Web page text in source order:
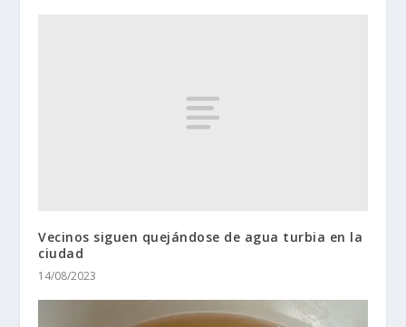
Vecinos siguen quejándose de agua turbia en la
ciudad
14/08/2023